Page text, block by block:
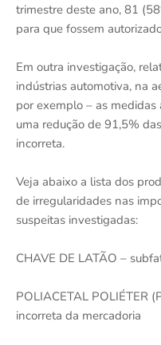
trimestre deste ano, 81
para que fossem
Em outra investigação,
indústrias automotiva, na
por exemplo – as
uma redução de 91,5%
incorreta.
Veja abaixo a lista dos
de irregularidades nas
suspeitas investigadas:
CHAVE DE LATÃO –
POLIACETAL POLIÉTER
incorreta da mercadoria